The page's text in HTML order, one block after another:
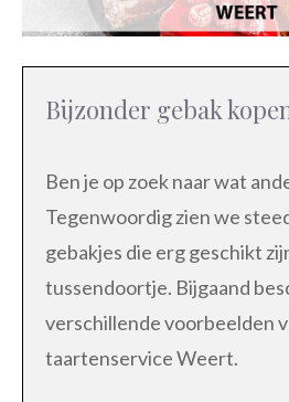
Bijzonder gebak
Ben je op zoek naar wat
Tegenwoordig zien we
gebakjes die erg geschikt
tussendoortje. Bijgaand
verschillende voorbeelden
taartenservice Weert.